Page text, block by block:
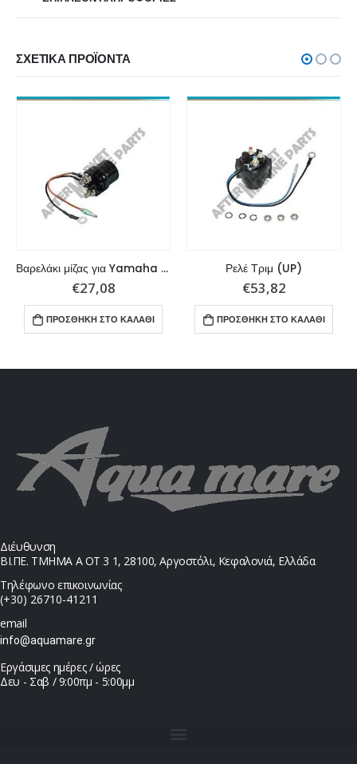
ΣΧΕΤΙΚΆ ΠΡΟΪΌΝΤΑ
Βαρελάκι μίζας για Yamaha 6-90hp
€27,08
ΠΡΟΣΘΉΚΗ ΣΤΟ ΚΑΛΆΘΙ
Ρελέ Τριμ (UP)
€53,82
ΠΡΟΣΘΉΚΗ ΣΤΟ ΚΑΛΆΘΙ
Διέυθυνση
ΒΙ.ΠΕ. ΤΜΗΜΑ Α ΟΤ 3 1, 28100, Αργοστόλι, Κεφαλονιά, Ελλάδα
Τηλέφωνο επικοινωνίας
(+30) 26710-41211
email
info@aquamare.gr
Εργάσιμες ημέρες / ώρες
Δευ - Σαβ / 9:00πμ - 5:00μμ